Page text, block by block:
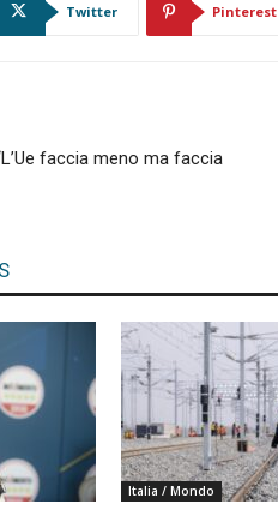
Twitter Pinterest
faccia meno ma faccia
Italia / Mondo